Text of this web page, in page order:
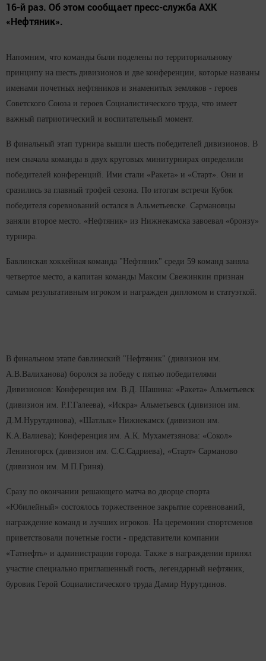
16-й раз. Об этом сообщает пресс-служба АХК
«Нефтяник».
Напомним, что команды были поделены по территориальному
принципу на шесть дивизионов и две конференции, которые названы
именами почетных нефтяников и знаменитых земляков - героев
Советского Союза и героев Социалистического труда, что имеет
важный патриотический и воспитательный момент.
В финальный этап турнира вышли шесть победителей дивизионов. В
нем сначала команды в двух круговых минитурнирах определили
победителей конференций. Ими стали «Ракета» и «Старт». Они и
сразились за главный трофей сезона. По итогам встречи Кубок
победителя соревнований остался в Альметьевске. Сармановцы
заняли второе место. «Нефтяник» из Нижнекамска завоевал «бронзу»
турнира.
Бавлинская хоккейная команда "Нефтяник" среди 59 команд заняла
четвертое место, а капитан команды Максим Свежинкин признан
самым результативным игроком и награжден дипломом и статуэткой.
В финальном этапе бавлинский "Нефтяник" (дивизион им.
А.В.Валиханова) боролся за победу с пятью победителями
Дивизионов: Конференция им. В.Д. Шашина: «Ракета» Альметьевск
(дивизион им. Р.Г.Галеева), «Искра» Альметьевск (дивизион им.
Д.М.Нурутдинова), «Шатлык» Нижнекамск (дивизион им.
К.А.Валиева); Конференция им. А.К. Мухаметзянова: «Сокол»
Лениногорск (дивизион им. С.С.Садриева), «Старт» Сарманово
(дивизион им. М.П.Гриня).
Сразу по окончании решающего матча во дворце спорта
«Юбилейный» состоялось торжественное закрытие соревнований,
награждение команд и лучших игроков. На церемонии спортсменов
приветствовали почетные гости - представители компании
«Татнефть» и администрации города. Также в награждении принял
участие специально приглашенный гость, легендарный нефтяник,
буровик Герой Социалистического труда Дамир Нурутдинов.